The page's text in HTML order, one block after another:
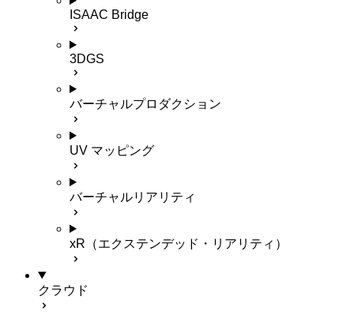
ISAAC Bridge
3DGS
バーチャルプロダクション
UV マッピング
バーチャルリアリティ
xR（エクステンデッド・リアリティ）
クラウド